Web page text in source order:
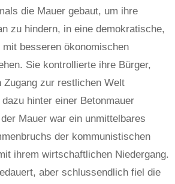
die Mauer gebaut, um ihre
zu hindern, in eine demokratische,
besseren ökonomischen
Sie kontrollierte ihre Bürger,
Zugang zur restlichen Welt
hinter einer Betonmauer
Mauer war ein unmittelbares
der kommunistischen
ihrem wirtschaftlichen Niedergang.
aber schlussendlich fiel die